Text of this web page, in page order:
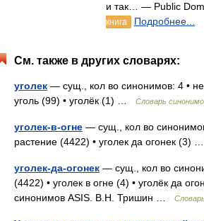
и так… — Public
книга
Подробнее...
См. также в других словарях:
уголек — сущ., кол во синонимов: 4 •
уголь (99) • уголёк (1) …
Словарь
уголек-в-огне — сущ., кол во
растение (4422) • уголек да огонек (3)
уголек-да-огонек — сущ., кол во
(4422) • уголек в огне (4) • уголёк да
синонимов ASIS. В.Н. Тришин …